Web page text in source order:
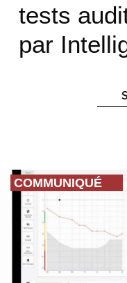
tests
par
COMMUNIQUÉ